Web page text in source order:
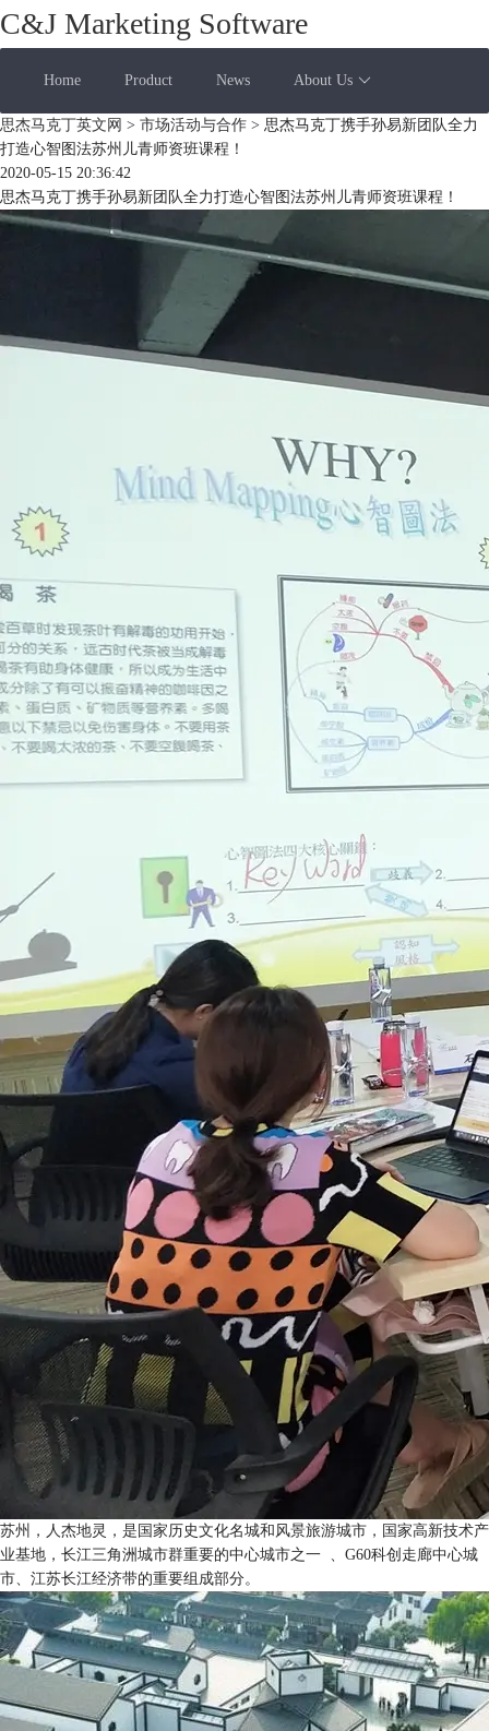
C&J Marketing Software
Home Product News About Us
思杰马克丁英文网 > 市场活动与合作 > 思杰马克丁携手孙易新团队全力
打造心智图法苏州儿青师资班课程！
2020-05-15 20:36:42
思杰马克丁携手孙易新团队全力打造心智图法苏州儿青师资班课程！
苏州，人杰地灵，是国家历史文化名城和风景旅游城市，国家高新技术产
业基地，长江三角洲城市群重要的中心城市之一 、G60科创走廊中心城
市、江苏长江经济带的重要组成部分。